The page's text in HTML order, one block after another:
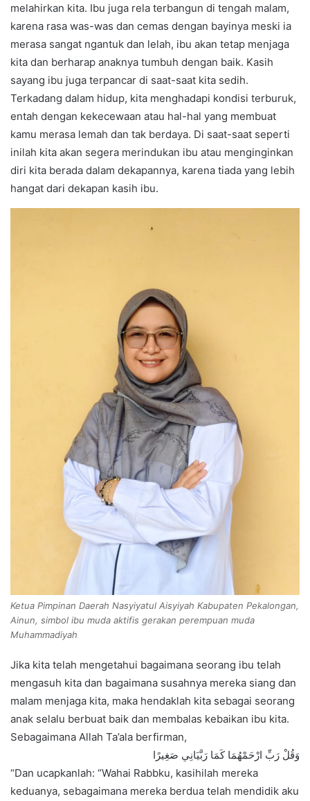
melahirkan kita. Ibu juga rela terbangun di tengah malam,
karena rasa was-was dan cemas dengan bayinya meski ia
merasa sangat ngantuk dan lelah, ibu akan tetap menjaga
kita dan berharap anaknya tumbuh dengan baik. Kasih
sayang ibu juga terpancar di saat-saat kita sedih.
Terkadang dalam hidup, kita menghadapi kondisi terburuk,
entah dengan kekecewaan atau hal-hal yang membuat
kamu merasa lemah dan tak berdaya. Di saat-saat seperti
inilah kita akan segera merindukan ibu atau menginginkan
diri kita berada dalam dekapannya, karena tiada yang lebih
hangat dari dekapan kasih ibu.
Ketua Pimpinan Daerah Nasyiyatul Aisyiyah Kabupaten Pekalongan,
Ainun, simbol ibu muda aktifis gerakan perempuan muda
Muhammadiyah
Jika kita telah mengetahui bagaimana seorang ibu telah
mengasuh kita dan bagaimana susahnya mereka siang dan
malam menjaga kita, maka hendaklah kita sebagai seorang
anak selalu berbuat baik dan membalas kebaikan ibu kita.
Sebagaimana Allah Ta’ala berfirman,
وَقُلْ رَبِّ ارْحَمْهُمَا كَمَا رَبَّيَانِي صَغِيرًا
“Dan ucapkanlah: “Wahai Rabbku, kasihilah mereka
keduanya, sebagaimana mereka berdua telah mendidik aku